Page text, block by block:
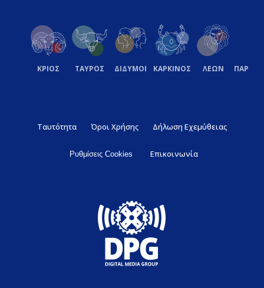
ΚΡΙΟΣ ΤΑΥΡΟΣ ΔΙΔΥΜΟΙ ΚΑΡΚΙΝΟΣ ΛΕΩΝ
Ταυτότητα Όροι Χρήσης Δήλωση Εχεμύθειας
Ρυθμίσεις Cookies Επικοινωνία